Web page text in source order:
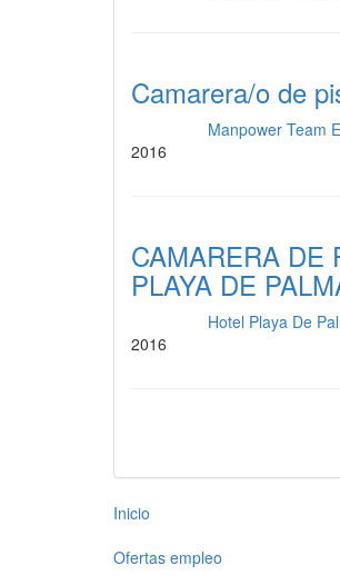
Camarera/o de
Manpower Team
2016
CAMARERA DE
PLAYA DE
Hotel Playa De
2016
Inicio
Ofertas empleo